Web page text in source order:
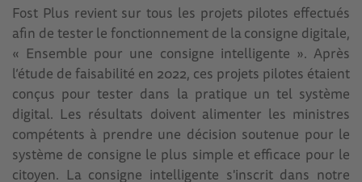
Fost Plus revient sur tous les projets pilotes effectués
afin de tester le fonctionnement de la consigne digitale,
« Ensemble pour une consigne intelligente ». Après
l’étude de faisabilité en 2022, ces projets pilotes étaient
conçus pour tester dans la pratique un tel système
digital. Les résultats doivent alimenter les ministres
compétents à prendre une décision soutenue pour le
système de consigne le plus simple et efficace pour le
citoyen. La consigne intelligente s'inscrit dans notre